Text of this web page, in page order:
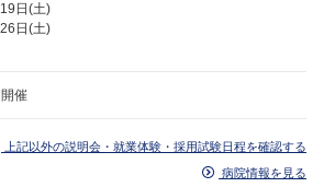
日(土)
日(土)
催
上記以外の説明会・就業体験・採用試験日程を確認する
病院情報を見る